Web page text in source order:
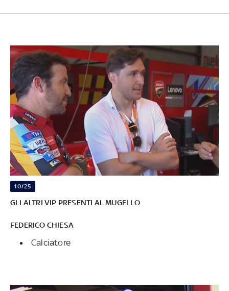
10/25
GLI ALTRI VIP PRESENTI AL MUGELLO
FEDERICO CHIESA
Calciatore